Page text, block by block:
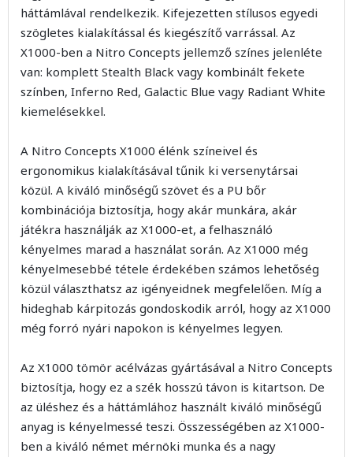
háttámlával rendelkezik. Kifejezetten stílusos egyedi
szögletes kialakítással és kiegészítő varrással. Az
X1000-ben a Nitro Concepts jellemző színes jelenléte
van: komplett Stealth Black vagy kombinált fekete
színben, Inferno Red, Galactic Blue vagy Radiant White
kiemelésekkel.
A Nitro Concepts X1000 élénk színeivel és
ergonomikus kialakításával tűnik ki versenytársai
közül. A kiváló minőségű szövet és a PU bőr
kombinációja biztosítja, hogy akár munkára, akár
játékra használják az X1000-et, a felhasználó
kényelmes marad a használat során. Az X1000 még
kényelmesebbé tétele érdekében számos lehetőség
közül választhatsz az igényeidnek megfelelően. Míg a
hideghab kárpitozás gondoskodik arról, hogy az X1000
még forró nyári napokon is kényelmes legyen.
Az X1000 tömör acélvázas gyártásával a Nitro Concepts
biztosítja, hogy ez a szék hosszú távon is kitartson. De
az üléshez és a háttámlához használt kiváló minőségű
anyag is kényelmessé teszi. Összességében az X1000-
ben a kiváló német mérnöki munka és a nagy